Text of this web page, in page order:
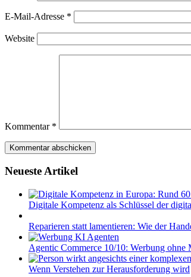
E-Mail-Adresse *
Website
Kommentar *
Neueste Artikel
Digitale Kompetenz als Schlüssel der
Reparieren statt lamentieren: Wie der
Agentic Commerce 10/10: Werbung
Wenn Verstehen zur Herausforderung wird